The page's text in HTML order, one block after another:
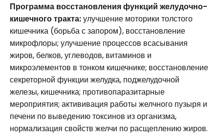
Программа восстановления функций желудочно-
кишечного тракта:улучшение моторики толстого
кишечника (борьба с запором), восстановление
микрофлоры; улучшение процессов всасывания
жиров, белков, углеводов, витаминов и
микроэлементов в тонком кишечнике; восстановление
секреторной функции желудка, поджелудочной
железы, кишечника; противопаразитарные
мероприятия; актививация работы желчного пузыря и
печени по выведению токсинов из организма,
нормализация свойств желчи по расщеплению жиров.